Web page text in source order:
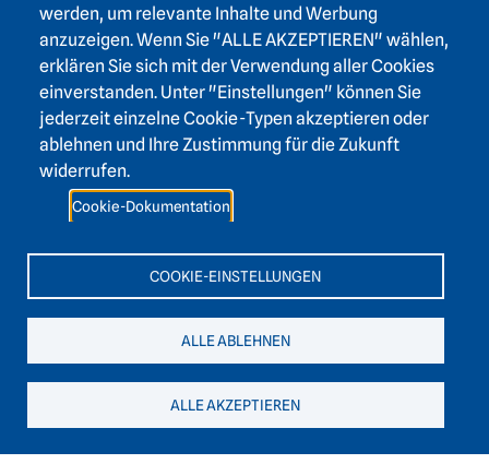
werden, um relevante Inhalte und Werbung
anzuzeigen. Wenn Sie "ALLE AKZEPTIEREN" wählen,
erklären Sie sich mit der Verwendung aller Cookies
einverstanden. Unter "Einstellungen" können Sie
jederzeit einzelne Cookie-Typen akzeptieren oder
ablehnen und Ihre Zustimmung für die Zukunft
widerrufen.
Cookie-Dokumentation
COOKIE-EINSTELLUNGEN
ALLE ABLEHNEN
ALLE AKZEPTIEREN
Footer area one
Footer area two
Footer area three
Heidelberger Akademie der Wissenschaften
Karlstraße 4
+49 6221 / 54 32 65
hadw@hadw-bw.de